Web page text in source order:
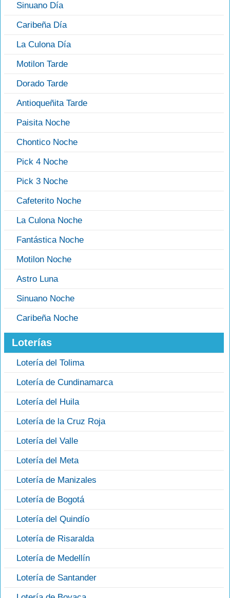
Sinuano Día
Caribeña Día
La Culona Día
Motilon Tarde
Dorado Tarde
Antioqueñita Tarde
Paisita Noche
Chontico Noche
Pick 4 Noche
Pick 3 Noche
Cafeterito Noche
La Culona Noche
Fantástica Noche
Motilon Noche
Astro Luna
Sinuano Noche
Caribeña Noche
Loterías
Lotería del Tolima
Lotería de Cundinamarca
Lotería del Huila
Lotería de la Cruz Roja
Lotería del Valle
Lotería del Meta
Lotería de Manizales
Lotería de Bogotá
Lotería del Quindío
Lotería de Risaralda
Lotería de Medellín
Lotería de Santander